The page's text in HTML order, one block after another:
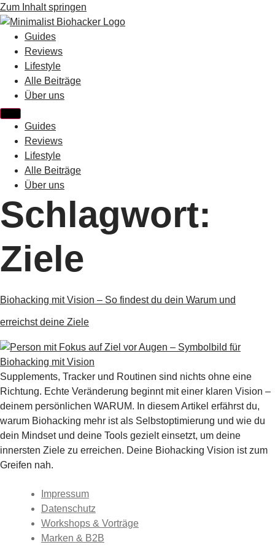
Zum Inhalt springen
Guides
Reviews
Lifestyle
Alle Beiträge
Über uns
Guides
Reviews
Lifestyle
Alle Beiträge
Über uns
Schlagwort:
Ziele
Biohacking mit Vision – So findest du dein Warum und
erreichst deine Ziele
Supplements, Tracker und Routinen sind nichts ohne eine
Richtung. Echte Veränderung beginnt mit einer klaren Vision –
deinem persönlichen WARUM. In diesem Artikel erfährst du,
warum Biohacking mehr ist als Selbstoptimierung und wie du
dein Mindset und deine Tools gezielt einsetzt, um deine
innersten Ziele zu erreichen. Deine Biohacking Vision ist zum
Greifen nah.
Impressum
Datenschutz
Workshops & Vorträge
Marken & B2B